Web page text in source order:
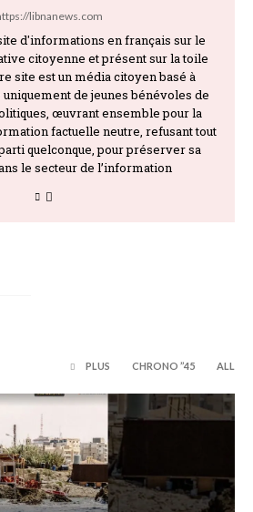
libnanews.com
d'informations en français sur le
citoyenne et présent sur la toile
site est un média citoyen basé à
de jeunes bénévoles de
œuvrant ensemble pour la
factuelle neutre, refusant tout
quelconque, pour préserver sa
le secteur de l’information.
ALL
45’’ CHRONO
PLUS